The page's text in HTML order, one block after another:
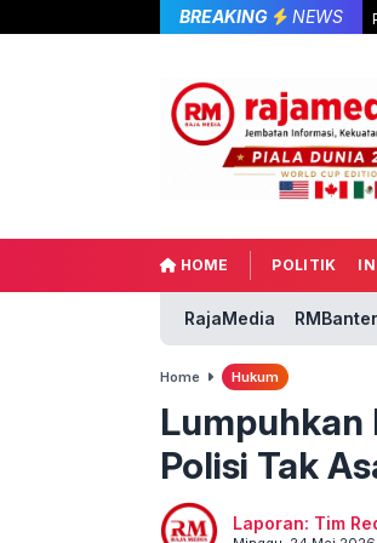
BREAKING NEWS
HOME POLITIK
RajaMedia
Home Hukum
Lumpuhkan
Polisi Tak
Laporan: Tim